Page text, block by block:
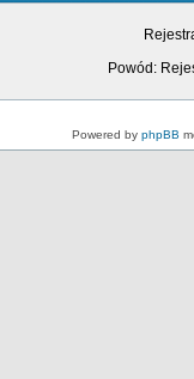
Powód:
Powered by phpBB